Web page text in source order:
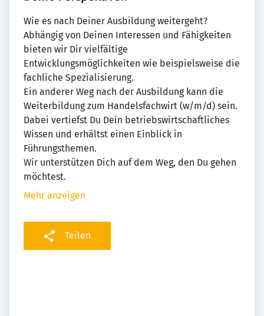
Wie es nach Deiner Ausbildung weitergeht?
Abhängig von Deinen Interessen und Fähigkeiten
bieten wir Dir vielfältige
Entwicklungsmöglichkeiten wie beispielsweise die
fachliche Spezialisierung.
Ein anderer Weg nach der Ausbildung kann die
Weiterbildung zum Handelsfachwirt (w/m/d) sein.
Dabei vertiefst Du Dein betriebswirtschaftliches
Wissen und erhältst einen Einblick in
Führungsthemen.
Wir unterstützen Dich auf dem Weg, den Du gehen
möchtest.
Mehr anzeigen
Teilen